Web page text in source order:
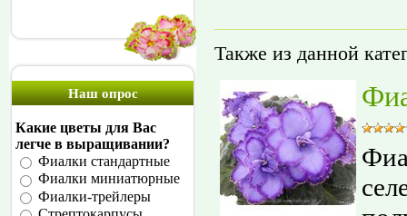
Наш опрос
Какие цветы для Вас
легче в выращивании?
Фиалки стандартные
Фиалки миниатюрные
Фиалки-трейлеры
Также из данной